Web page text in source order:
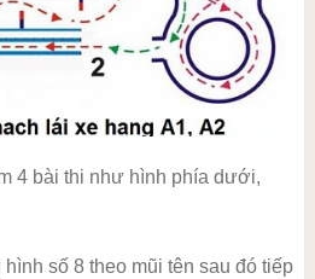
4 bài thi như hình phía dưới,
số 8 theo mũi tên sau đó tiếp